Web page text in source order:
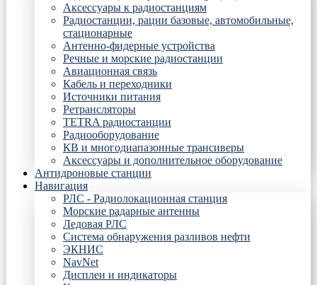
Аксессуары к радиостанциям
Радиостанции, рации базовые, автомобильные,
стационарные
Антенно-фидерные устройства
Речные и морские радиостанции
Авиационная связь
Кабель и переходники
Источники питания
Ретрансляторы
TETRA радиостанции
Радиооборудование
КВ и многодиапазонные трансиверы
Аксессуары и дополнительное оборудование
Антидроновые станции
Навигация
РЛС - Радиолокационная станция
Морские радарные антенны
Ледовая РЛС
Система обнаружения разливов нефти
ЭКНИС
NavNet
Дисплеи и индикаторы